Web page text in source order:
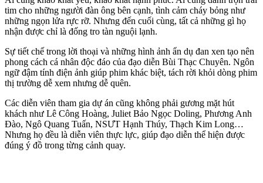
tim cho những người đàn ông bên cạnh, tình cảm cháy bỏng như
những ngọn lửa rực rỡ. Nhưng đến cuối cùng, tất cả những gì họ
nhận được chỉ là đống tro tàn nguội lạnh.
Sự tiết chế trong lời thoại và những hình ảnh ẩn dụ đan xen tạo nên
phong cách cá nhân độc đáo của đạo diễn Bùi Thạc Chuyên. Ngôn
ngữ đậm tính điện ảnh giúp phim khác biệt, tách rời khỏi dòng phim
thị trường dễ xem nhưng dễ quên.
Các diễn viên tham gia dự án cũng không phải gương mặt hút
khách như Lê Công Hoàng, Juliet Bảo Ngọc Doling, Phương Anh
Đào, Ngô Quang Tuấn, NSƯT Hạnh Thúy, Thạch Kim Long…
Nhưng họ đều là diễn viên thực lực, giúp đạo diễn thể hiện được
đúng ý đồ trong từng cảnh quay.